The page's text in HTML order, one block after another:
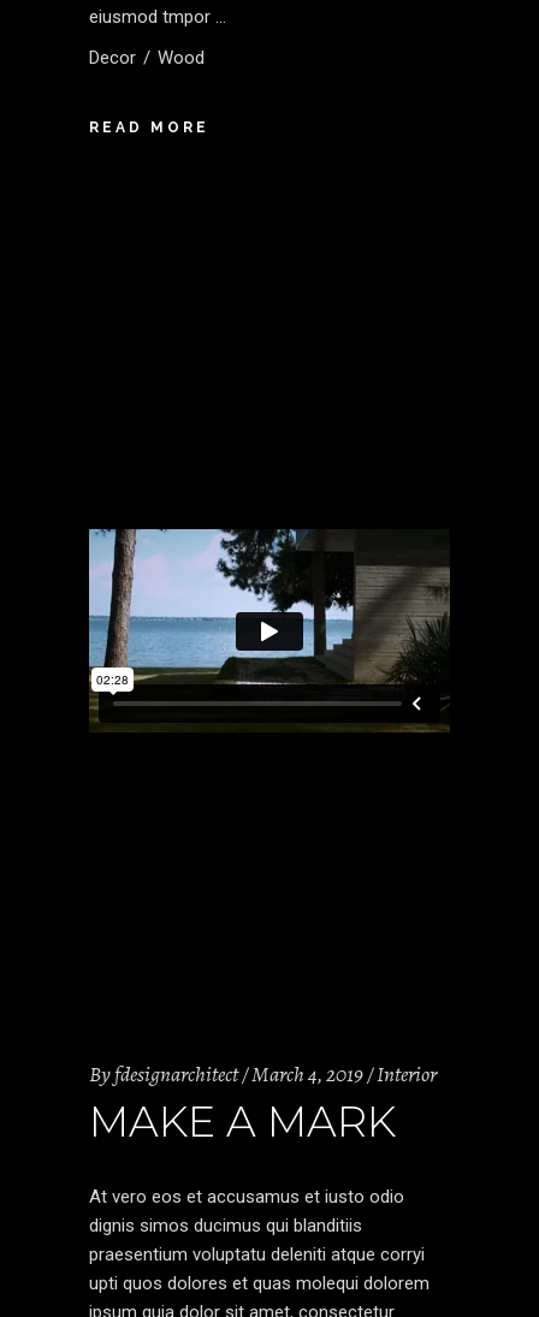
eiusmod tmpor
Decor
Wood
READ MORE
Byfdesignarchitect March 4, 2019 Interior
MAKE A MARK
At vero eos et accusamus et iusto odio
dignis simos ducimus qui blanditiis
praesentium voluptatu deleniti atque corryi
upti quos dolores et quas molequi dolorem
ipsum quia dolor sit amet, consectetur